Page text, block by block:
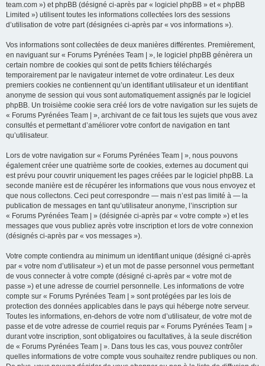
team.com ») et phpBB (désigné ci-après par « logiciel phpBB » et « phpBB
Limited ») utilisent toutes les informations collectées lors des sessions
d’utilisation de votre part (désignées ci-après par « vos informations »).
Vos informations sont collectées de deux manières différentes. Premièrement,
en naviguant sur « Forums Pyrénées Team | », le logiciel phpBB génèrera un
certain nombre de cookies qui sont de petits fichiers téléchargés
temporairement par le navigateur internet de votre ordinateur. Les deux
premiers cookies ne contiennent qu’un identifiant utilisateur et un identifiant
anonyme de session qui vous sont automatiquement assignés par le logiciel
phpBB. Un troisième cookie sera créé lors de votre navigation sur les sujets de
« Forums Pyrénées Team | », archivant de ce fait tous les sujets que vous avez
consultés et permettant d’améliorer votre confort de navigation en tant
qu’utilisateur.
Lors de votre navigation sur « Forums Pyrénées Team | », nous pouvons
également créer une quatrième sorte de cookies, externes au document qui
est prévu pour couvrir uniquement les pages créées par le logiciel phpBB. La
seconde manière est de récupérer les informations que vous nous envoyez et
que nous collectons. Ceci peut correspondre — mais n’est pas limité à — la
publication de messages en tant qu’utilisateur anonyme, l’inscription sur
« Forums Pyrénées Team | » (désignée ci-après par « votre compte ») et les
messages que vous publiez après votre inscription et lors de votre connexion
(désignés ci-après par « vos messages »).
Votre compte contiendra au minimum un identifiant unique (désigné ci-après
par « votre nom d’utilisateur ») et un mot de passe personnel vous permettant
de vous connecter à votre compte (désigné ci-après par « votre mot de
passe ») et une adresse de courriel personnelle. Les informations de votre
compte sur « Forums Pyrénées Team | » sont protégées par les lois de
protection des données applicables dans le pays qui héberge notre serveur.
Toutes les informations, en-dehors de votre nom d’utilisateur, de votre mot de
passe et de votre adresse de courriel requis par « Forums Pyrénées Team | »
durant votre inscription, sont obligatoires ou facultatives, à la seule discrétion
de « Forums Pyrénées Team | ». Dans tous les cas, vous pouvez contrôler
quelles informations de votre compte vous souhaitez rendre publiques ou non.